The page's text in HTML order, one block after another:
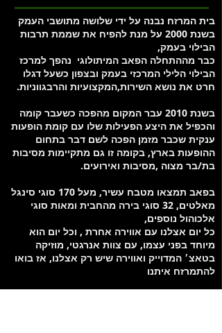
בית המרזח נבנה על ידי שלושה מתושבי העמק
בשנת 2000 על מנת להפיח את שממת תרבות
הבילוי בעמק,
כבר מההתחלה הפאב המיתולוגי נהפך למרכז
הבילוי הלילי המרכזי בעמק ובצפון כשעל דגלו
חרט את נושא השירות,המקצועיות והרבגווניות.
בשנת 2010 עבר המקום מהפכה כשעבר קומה
והכפיל את היצע הפעילות שלו עם קומת הופעות
ענקית שכבר מזמן הפכה לשם דבר בתחום
ההופעות בארץ, בקומה זו גם מתקיימות מסיבות
בת/בר מצוה ,מסיבות ואירועים.
בפאב תמצאו מטבח עשיר, מעל 170 סוגי סינגל
מאלטים, 32 סוגי בירה מהחבית ומאות סוגי
אלכוהול נוספים,
כל יום אצלנו עם אווירה אחרת , וכל יום הוא
מיוחד בפני עצמו, עם צוות אנרגטי, מוזיקה
בטאצ׳ המדוייק ואווירה שיש רק אצלנו, אז בואו
להתמרזח איתנו